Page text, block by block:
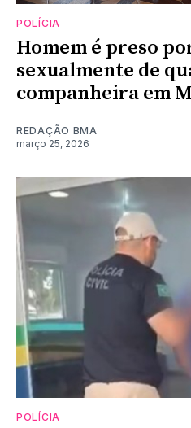
POLÍCIA
Homem é preso
sexualmente de
companheira em
REDAÇÃO BMA
março 25, 2026
POLÍCIA